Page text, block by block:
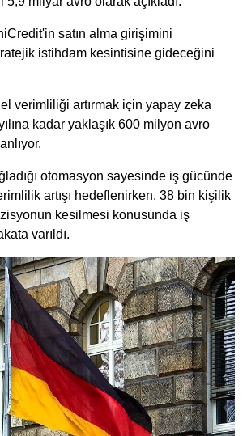
satın alma girişimini
istihdam kesintisine gideceğini
verimliliği artırmak için yapay zeka
kadar yaklaşık 600 milyon avro
otomasyon sayesinde iş gücünde
artışı hedeflenirken, 38 bin kişilik
kesilmesi konusunda iş
varıldı.